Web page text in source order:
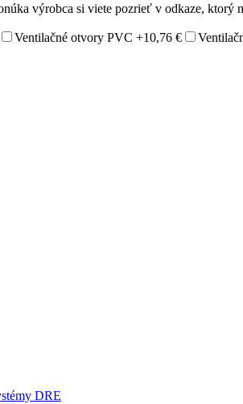
výrobca si viete pozrieť v odkaze, ktorý
Ventilačné otvory PVC +10,76 €
DRE